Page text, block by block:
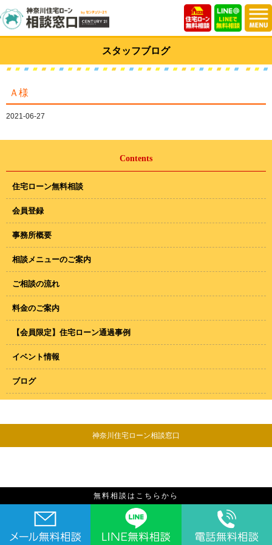
スタッフブログ
Ａ様
2021-06-27
Contents
住宅ローン無料相談
会員登録
事務所概要
相談メニューのご案内
ご相談の流れ
料金のご案内
【会員限定】住宅ローン通過事例
イベント情報
ブログ
神奈川住宅ローン相談窓口
無料相談はこちらから